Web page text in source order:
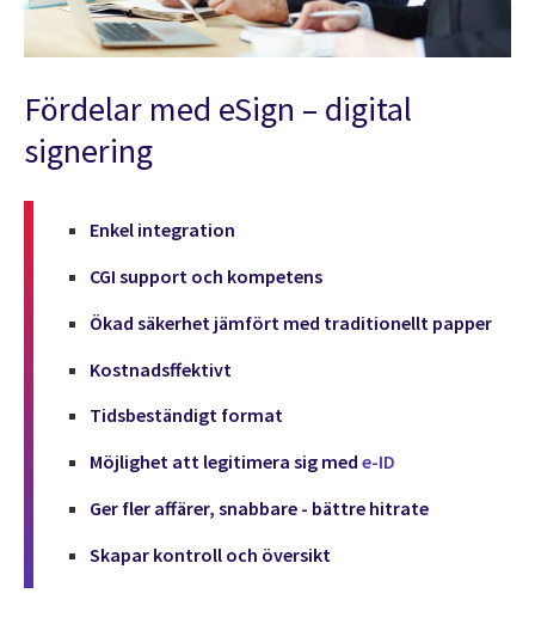
Fördelar med eSign – digital
signering
Enkel integration
CGI support och kompetens
Ökad säkerhet jämfört med traditionellt papper
Kostnadsffektivt
Tidsbeständigt format
Möjlighet att legitimera sig med e-ID
Ger fler affärer, snabbare - bättre hitrate
Skapar kontroll och översikt